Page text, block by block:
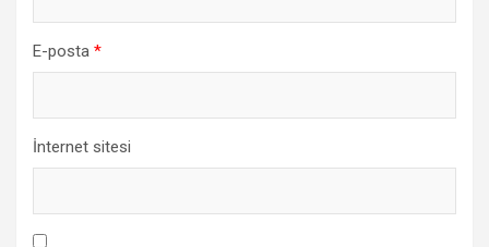
E-posta *
İnternet sitesi